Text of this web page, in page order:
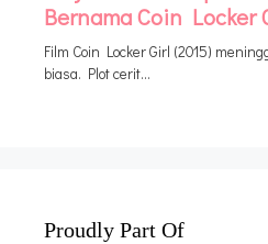
Proudly Part Of